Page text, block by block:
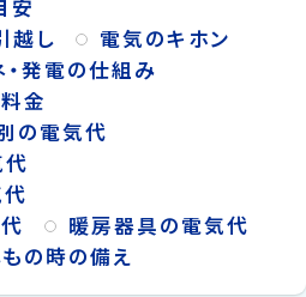
安
越し
電気のキホン
・発電の仕組み
金
の電気代
代
暖房器具の電気代
もの時の備え